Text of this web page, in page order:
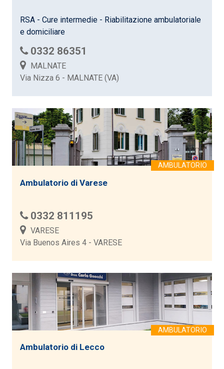
RSA - Cure intermedie - Riabilitazione ambulatoriale
e domiciliare
0332 86351
MALNATE
Via Nizza 6 - MALNATE (VA)
Ambulatorio di Varese
0332 811195
VARESE
Via Buenos Aires 4 - VARESE
Ambulatorio di Lecco